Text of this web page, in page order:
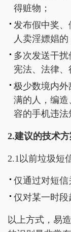
得赃物；
发布假中奖
人卖淫嫖娼的
多次发送干
宪法、法律、
极少数境内
满的人，编
容的手机违法
2.建议的技术
2.1以前垃圾短
仅通过对短信
仅对某一时段
以上方式，易